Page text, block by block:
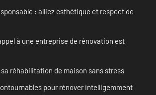
: alliez esthétique et respect de
à une entreprise de rénovation est
réhabilitation de maison sans stress
pour rénover intelligemment